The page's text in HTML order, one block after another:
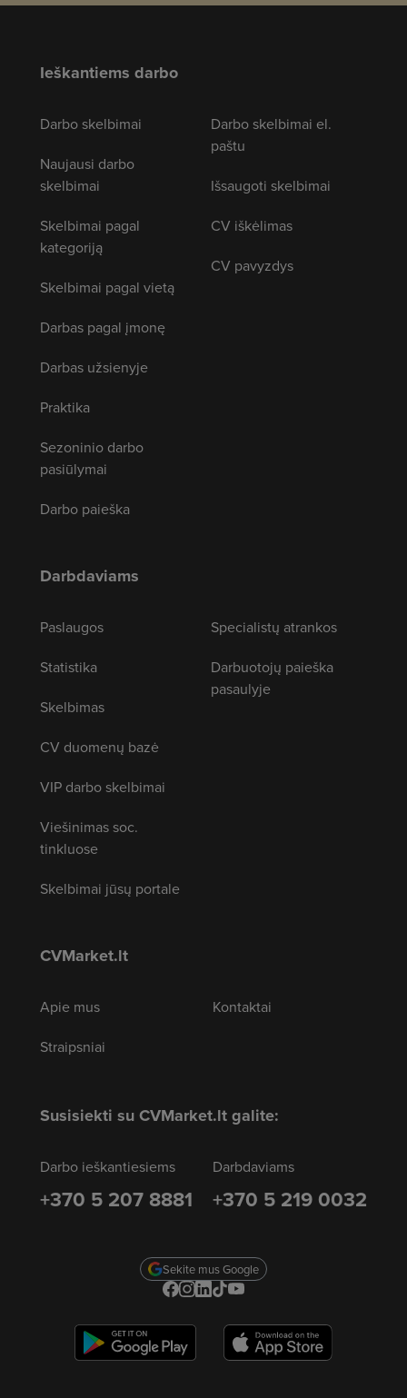
Ieškantiems darbo
Darbo skelbimai
Naujausi darbo
skelbimai
Skelbimai pagal
kategoriją
Skelbimai pagal vietą
Darbas pagal įmonę
Darbas užsienyje
Praktika
Sezoninio darbo
pasiūlymai
Darbo paieška
Darbo skelbimai el.
paštu
Išsaugoti skelbimai
CV iškėlimas
CV pavyzdys
Darbdaviams
Paslaugos
Statistika
Skelbimas
CV duomenų bazė
VIP darbo skelbimai
Viešinimas soc.
tinkluose
Skelbimai jūsų portale
Specialistų atrankos
Darbuotojų paieška
pasaulyje
CVMarket.lt
Apie mus
Straipsniai
Kontaktai
Susisiekti su CVMarket.lt galite:
Darbo ieškantiesiems
+370 5 207 8881
Darbdaviams
+370 5 219 0032
Sekite mus Google